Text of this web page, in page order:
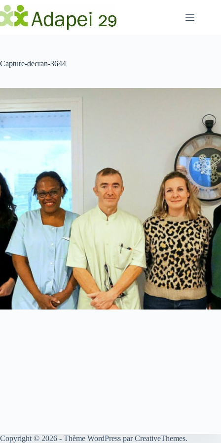
Passer
au
contenu
Capture-decran-3644
Copyright © 2026 - Thème WordPress parCreativeThemes.